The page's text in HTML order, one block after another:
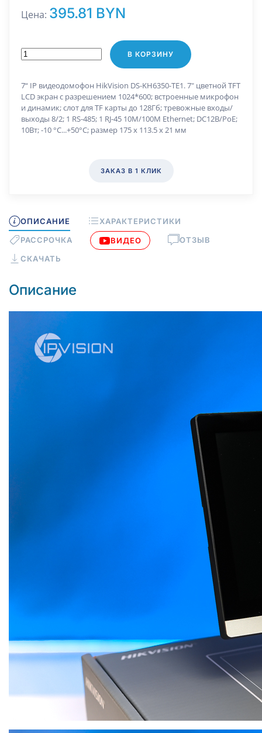
Цена: 395.81 BYN
В КОРЗИНУ
7“ IP видеодомофон HikVision DS-KH6350-TE1. 7" цветной TFT
LCD экран с разрешением 1024*600; встроенные микрофон
и динамик; слот для TF карты до 128Гб; тревожные входы/
выходы 8/2; 1 RS-485; 1 RJ-45 10M/100M Ethernet; DC12В/PoE;
10Вт; -10 °C...+50°C; размер 175 x 113.5 x 21 мм
ЗАКАЗ В 1 КЛИК
ОПИСАНИЕ
ХАРАКТЕРИСТИКИ
РАССРОЧКА
ВИДЕО
ОТЗЫВ
СКАЧАТЬ
Описание